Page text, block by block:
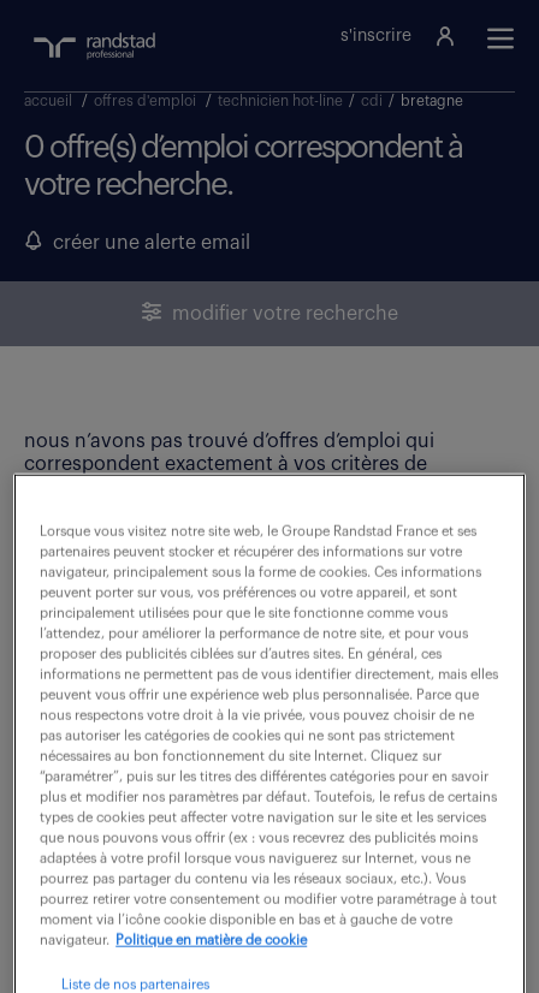
s'inscrire
accueil / offres d'emploi / technicien hot-line / cdi / bretagne
0 offre(s) d’emploi correspondent à
votre recherche.
créer une alerte email
modifier votre recherche
nous n’avons pas trouvé d’offres d’emploi qui
correspondent exactement à vos critères de
ne ratez aucune
opportunité.
recevez chaque semaine par mail les offres qui
correspondent à votre dernière recherche.
créer une alerte
Lorsque vous visitez notre site web, le Groupe Randstad France et ses
partenaires peuvent stocker et récupérer des informations sur votre
navigateur, principalement sous la forme de cookies. Ces informations
peuvent porter sur vous, vos préférences ou votre appareil, et sont
principalement utilisées pour que le site fonctionne comme vous
l’attendez, pour améliorer la performance de notre site, et pour vous
proposer des publicités ciblées sur d’autres sites. En général, ces
informations ne permettent pas de vous identifier directement, mais elles
peuvent vous offrir une expérience web plus personnalisée. Parce que
nous respectons votre droit à la vie privée, vous pouvez choisir de ne
pas autoriser les catégories de cookies qui ne sont pas strictement
nécessaires au bon fonctionnement du site Internet. Cliquez sur
“paramétrer”, puis sur les titres des différentes catégories pour en savoir
plus et modifier nos paramètres par défaut. Toutefois, le refus de certains
types de cookies peut affecter votre navigation sur le site et les services
que nous pouvons vous offrir (ex : vous recevrez des publicités moins
adaptées à votre profil lorsque vous naviguerez sur Internet, vous ne
pourrez pas partager du contenu via les réseaux sociaux, etc.). Vous
pourrez retirer votre consentement ou modifier votre paramétrage à tout
moment via l’icône cookie disponible en bas et à gauche de votre
navigateur.
Politique en matière de cookie
Liste de nos partenaires